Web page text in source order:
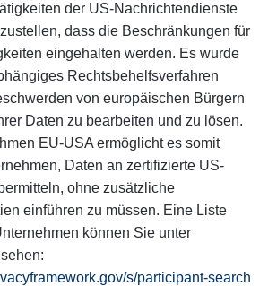
der US-Nachrichtendienste
dass die Beschränkungen für
eingehalten werden. Es wurde
Rechtsbehelfsverfahren
von europäischen Bürgern
Daten zu bearbeiten und zu lösen.
EU-USA ermöglicht es somit
Daten an zertifizierte US-
ohne zusätzliche
einführen zu müssen. Eine Liste
können Sie unter
s/participant-search